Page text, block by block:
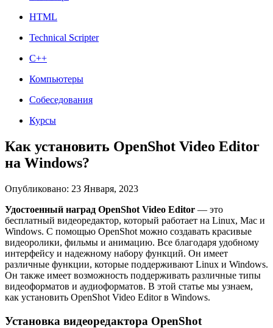
HTML
Technical Scripter
C++
Компьютеры
Собеседования
Курсы
Как установить OpenShot Video Editor
на Windows?
Опубликовано: 23 Января, 2023
Удостоенный наград OpenShot Video Editor — это
бесплатный видеоредактор, который работает на Linux, Mac и
Windows. С помощью OpenShot можно создавать красивые
видеоролики, фильмы и анимацию. Все благодаря удобному
интерфейсу и надежному набору функций. Он имеет
различные функции, которые поддерживают Linux и Windows.
Он также имеет возможность поддерживать различные типы
видеоформатов и аудиоформатов. В этой статье мы узнаем,
как установить OpenShot Video Editor в Windows.
Установка видеоредактора OpenShot